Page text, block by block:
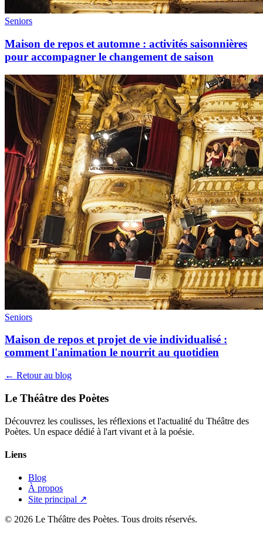
Seniors
Maison de repos et automne : activités saisonnières
pour accompagner le changement de saison
Seniors
Maison de repos et projet de vie individualisé :
comment l'animation le nourrit au quotidien
← Retour au blog
Le Théâtre des Poètes
Découvrez les coulisses, les réflexions et l'actualité du Théâtre des
Poètes. Un espace dédié à l'art vivant et à la poésie.
Liens
Blog
À propos
Site principal ↗
© 2026 Le Théâtre des Poètes. Tous droits réservés.